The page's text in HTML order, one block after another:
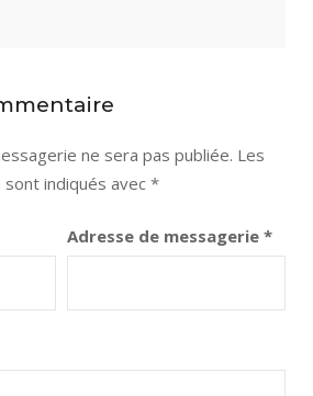
ne sera pas publiée. Les
indiqués avec *
Adresse de messagerie *